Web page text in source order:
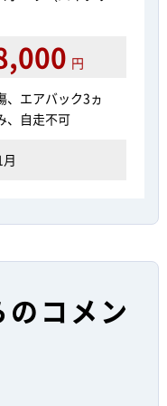
円
、エアバック3ヵ
、自走不可
コメン